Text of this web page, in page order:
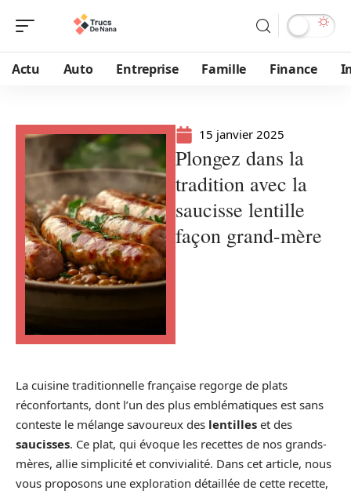
Actu Auto Entreprise Famille Finance
15 janvier 2025
Plongez dans la
tradition avec la
saucisse lentille
façon grand-mère
La cuisine traditionnelle française regorge de plats
réconfortants, dont l’un des plus emblématiques est sans
conteste le mélange savoureux des lentilles et des
saucisses. Ce plat, qui évoque les recettes de nos grands-
mères, allie simplicité et convivialité. Dans cet article, nous
vous proposons une exploration détaillée de cette recette,